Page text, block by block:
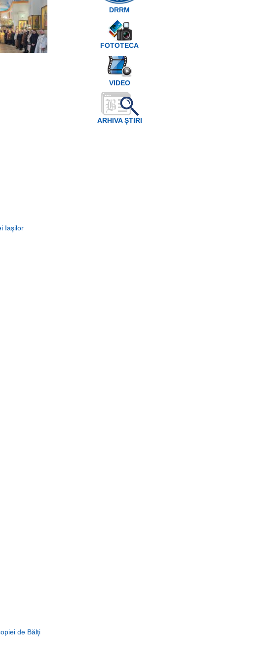
Eparhial al Episcopiei din Bălţi
Iaşilor
de Bălţi
DRRM
FOTOTECA
VIDEO
ARHIVA ȘTIRI